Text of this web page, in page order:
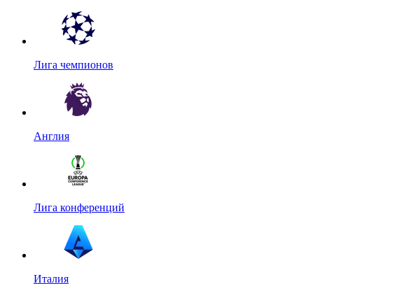
Лига чемпионов
Англия
Лига конференций
Италия